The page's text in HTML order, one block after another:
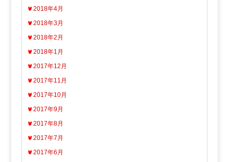
2018年4月
2018年3月
2018年2月
2018年1月
2017年12月
2017年11月
2017年10月
2017年9月
2017年8月
2017年7月
2017年6月